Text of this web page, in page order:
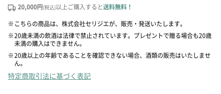
20,000円(税込)以上ご購入すると送料無料！
※ こちらの商品は、株式会社セリジエが、販売・発送いたします。
※20歳未満の飲酒は法律で禁止されています。プレゼントで贈る場合も20歳
未満の購入はできません。
※20歳以上の年齢であることを確認できない場合、酒類の販売はいたしませ
ん。
特定商取引法に基づく表記